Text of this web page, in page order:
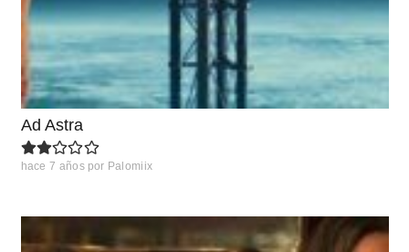
Ad Astra
hace 7 años por Palomiix